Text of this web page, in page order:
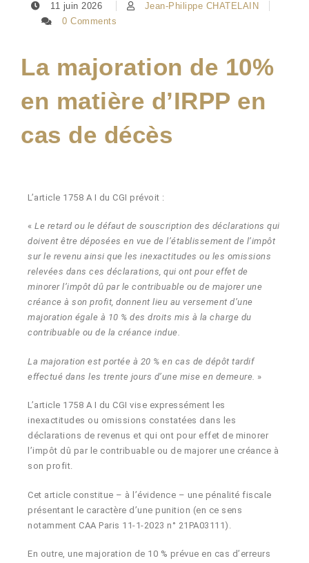
11 juin 2026
Jean-Philippe CHATELAIN
0 Comments
La majoration de 10%
en matière d’IRPP en
cas de décès
L’article 1758 A I du CGI prévoit :
« Le retard ou le défaut de souscription des déclarations qui
doivent être déposées en vue de l’établissement de l’impôt
sur le revenu ainsi que les inexactitudes ou les omissions
relevées dans ces déclarations, qui ont pour effet de
minorer l’impôt dû par le contribuable ou de majorer une
créance à son profit, donnent lieu au versement d’une
majoration égale à 10 % des droits mis à la charge du
contribuable ou de la créance indue.
La majoration est portée à 20 % en cas de dépôt tardif
effectué dans les trente jours d’une mise en demeure. »
L’article 1758 A I du CGI vise expressément les
inexactitudes ou omissions constatées dans les
déclarations de revenus et qui ont pour effet de minorer
l’impôt dû par le contribuable ou de majorer une créance à
son profit.
Cet article constitue – à l’évidence – une pénalité fiscale
présentant le caractère d’une punition (en ce sens
notamment CAA Paris 11-1-2023 n° 21PA03111).
En outre, une majoration de 10 % prévue en cas d’erreurs